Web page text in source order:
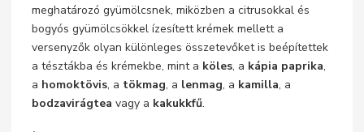
meghatározó gyümölcsnek, miközben a citrusokkal és
bogyós gyümölcsökkel ízesített krémek mellett a
versenyzők olyan különleges összetevőket is beépítettek
a tésztákba és krémekbe, mint a köles, a kápia paprika,
a homoktövis, a tökmag, a lenmag, a kamilla, a
bodzavirágtea vagy a kakukkfű.